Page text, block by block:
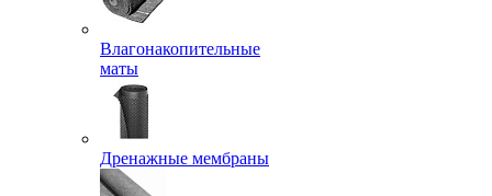
Влагонакопительные
маты
Дренажные мембраны